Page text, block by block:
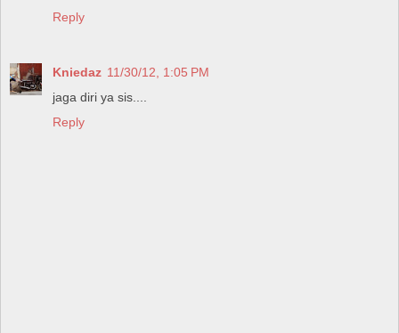
Reply
Kniedaz 11/30/12, 1:05 PM
jaga diri ya sis....
Reply